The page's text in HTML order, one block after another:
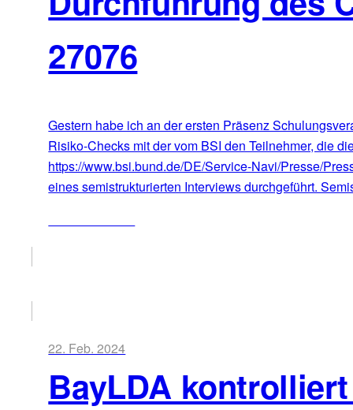
27076
Gestern habe ich an der ersten Präsenz
Risiko-Checks mit der vom BSI den Teilnehmer, die
https://www.bsi.bund.de/DE/Service-Navi/Presse/
eines semistrukturierten Interviews durchgeführt.
22. Feb. 2024
BayLDA